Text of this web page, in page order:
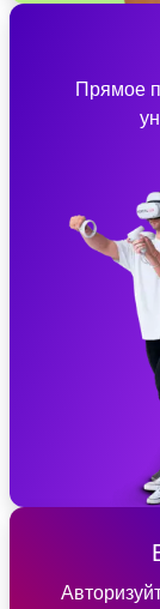
Прямое